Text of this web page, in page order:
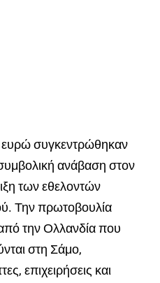
συγκεντρώθηκαν
ανάβαση στον
των εθελοντών
Την πρωτοβουλία
την Ολλανδία που
στη Σάμο,
επιχειρήσεις και